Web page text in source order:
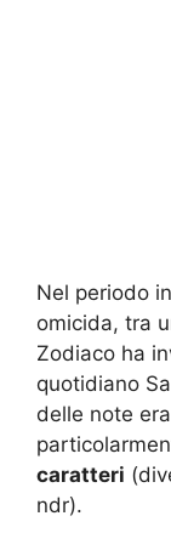
Nel periodo
omicida, tra
Zodiaco ha
quotidiano
delle note
caratteri
ndr).